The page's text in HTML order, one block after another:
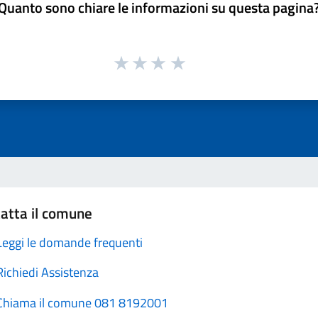
sono chiare le informazioni su questa
il comune
le domande frequenti
Assistenza
il comune 081 8192001